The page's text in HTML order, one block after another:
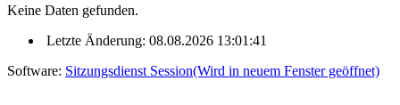
Keine Daten gefunden.
Letzte Änderung: 08.08.2026 13:01:41
Software: Sitzungsdienst Session(Wird in neuem Fenster geöffnet)